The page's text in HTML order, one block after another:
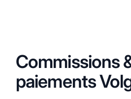
Commissions
paiements